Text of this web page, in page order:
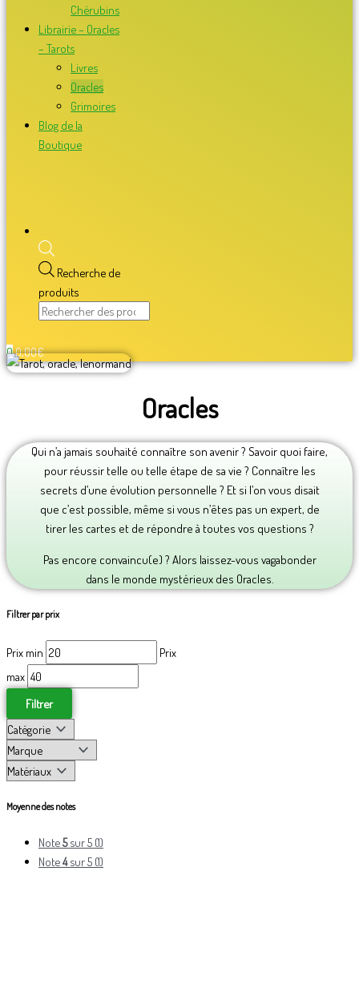
Chérubins
Librairie – Oracles
– Tarots
Livres
Oracles
Grimoires
Blog de la
Boutique
Recherche de
produits
00,00€
Oracles
Qui n’a jamais souhaité connaître son avenir ? Savoir quoi faire,
pour réussir telle ou telle étape de sa vie ? Connaître les
secrets d’une évolution personnelle ? Et si l’on vous disait
que c’est possible, même si vous n’êtes pas un expert, de
tirer les cartes et de répondre à toutes vos questions ?
Pas encore convaincu(e) ? Alors laissez-vous vagabonder
dans le monde mystérieux des Oracles.
Filtrer par prix
Prix min
Prix
max
Filtrer
Moyenne des notes
Note5sur 5 (1)
Note4sur 5 (1)